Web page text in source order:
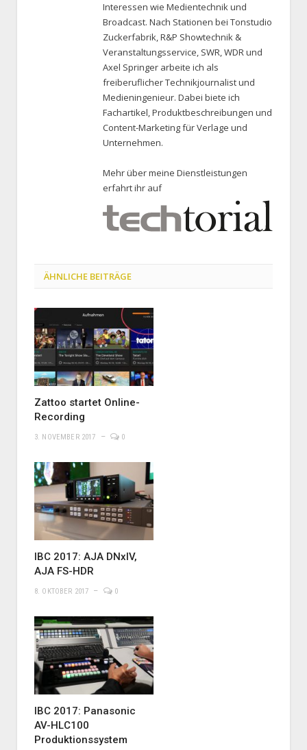
Interessen wie Medientechnik und
Broadcast. Nach Stationen bei Tonstudio
Zuckerfabrik, R&P Showtechnik &
Veranstaltungsservice, SWR, WDR und
Axel Springer arbeite ich als
freiberuflicher Technikjournalist und
Medieningenieur. Dabei biete ich
Fachartikel, Produktbeschreibungen und
Content-Marketing für Verlage und
Unternehmen.
Mehr über meine Dienstleistungen
erfahrt ihr auf
ÄHNLICHE BEITRÄGE
Zattoo startet Online-
Recording
3. NOVEMBER 2017 0
IBC 2017: AJA DNxIV,
AJA FS-HDR
8. OKTOBER 2017 0
IBC 2017: Panasonic
AV-HLC100
Produktionssystem